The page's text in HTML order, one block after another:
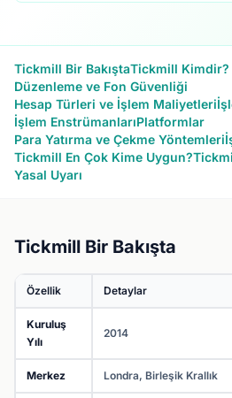
Tickmill Bir BakıştaTickmill Kimdir?
Düzenleme ve Fon Güvenliği
Hesap Türleri ve İşlem Maliyetleri
İşlem EnstrümanlarıPlatformlar
Para Yatırma ve Çekme Yöntemleri
Tickmill En Çok Kime Uygun?
Yasal Uyarı
Tickmill Bir Bakışta
Özellik Detaylar
Kuruluş
Yılı
2014
Merkez Londra, Birleşik Krallık